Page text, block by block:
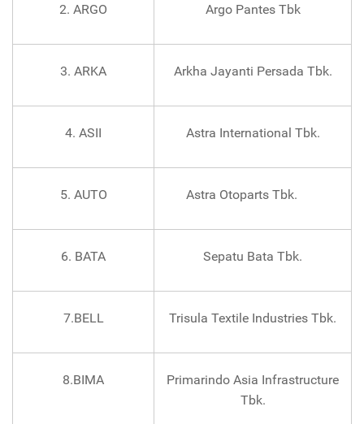
2. ARGO Argo Pantes Tbk
3. ARKA Arkha Jayanti Persada Tbk.
4. ASII Astra International Tbk.
5. AUTO Astra Otoparts Tbk.
6. BATA Sepatu Bata Tbk.
7.BELL Trisula Textile Industries Tbk.
8.BIMA
Primarindo Asia Infrastructure
Tbk.